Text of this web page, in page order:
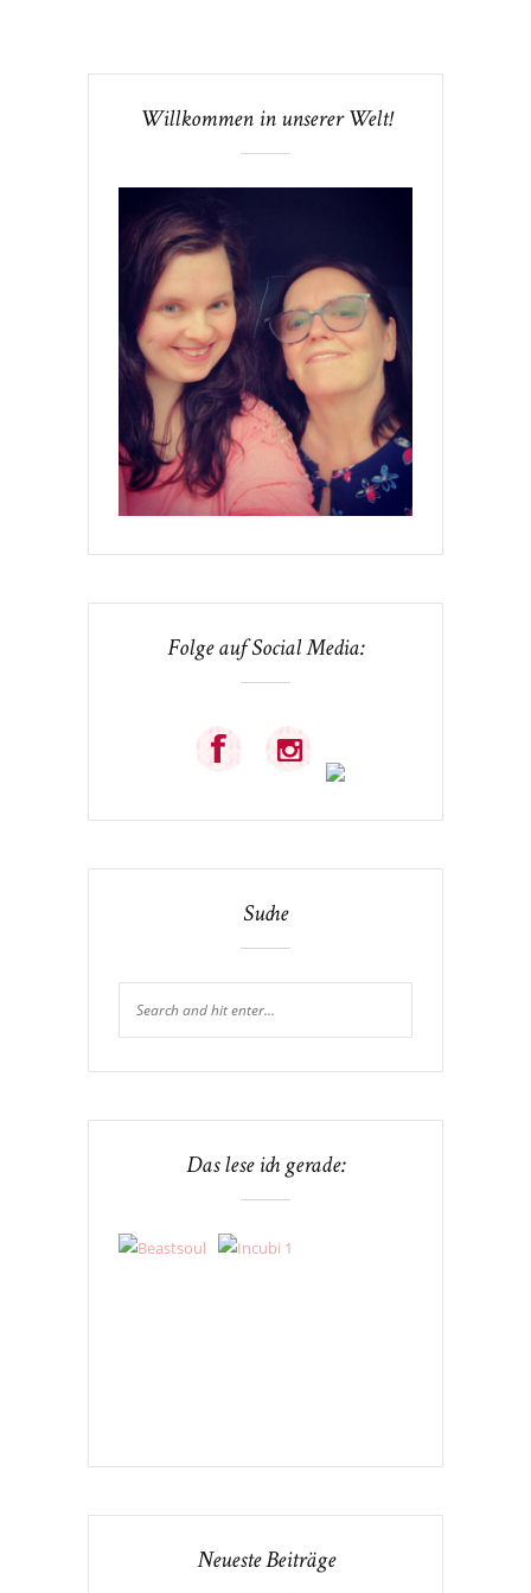
Willkommen in unserer Welt!
Folge auf Social Media:
Suche
Das lese ich gerade:
Neueste Beiträge